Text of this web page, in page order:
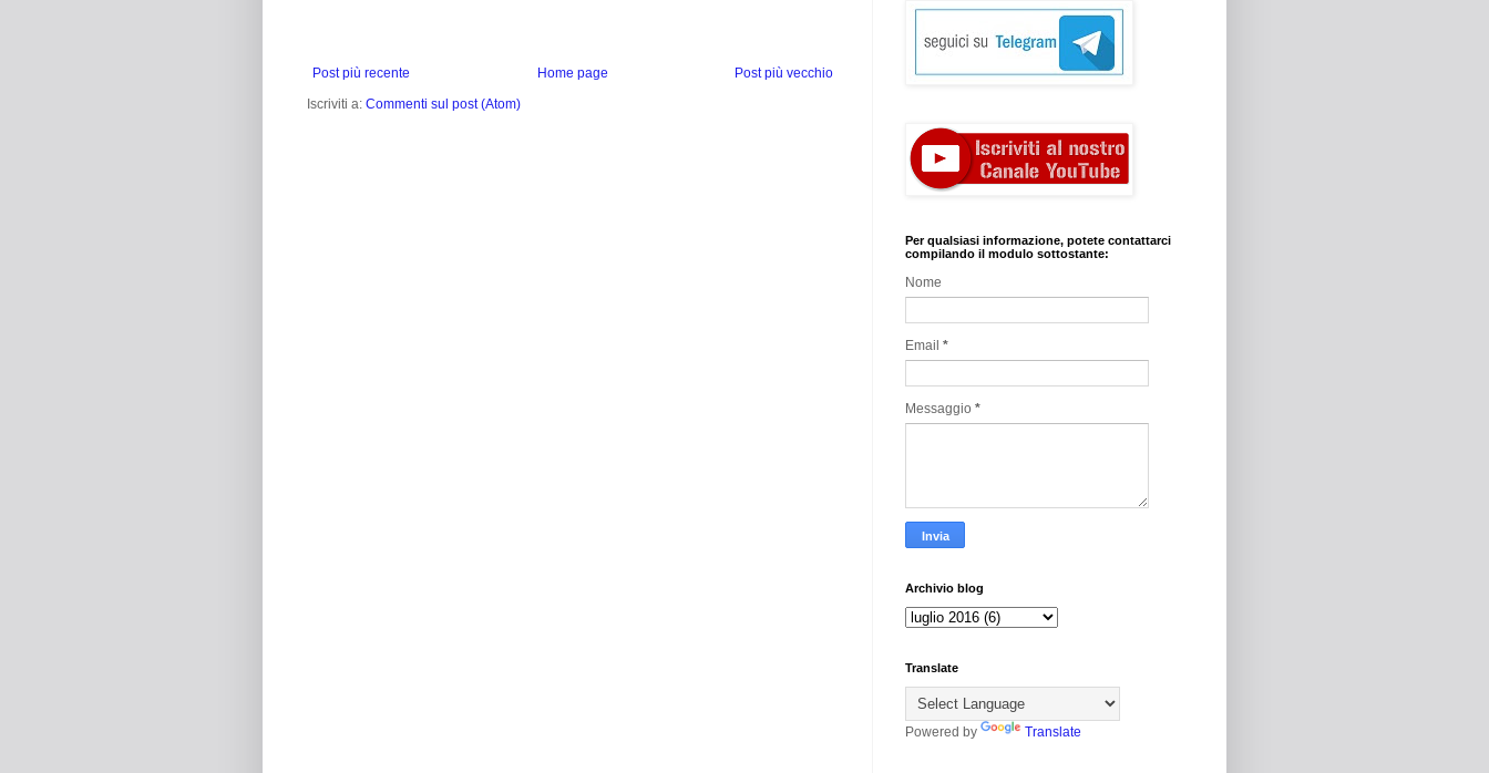
Post più recente Post più vecchio
Home page
Iscriviti a: Commenti sul post (Atom)
Per qualsiasi informazione, potete contattarci
compilando il modulo sottostante:
Nome
Email *
Messaggio *
Archivio blog
Translate
Powered by Translate